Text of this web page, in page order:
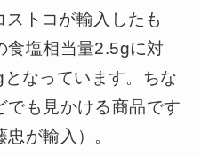
トコが輸入したも
食塩相当量2.5gに対
なっています。ちな
でも見かける商品です
忠が輸入）。